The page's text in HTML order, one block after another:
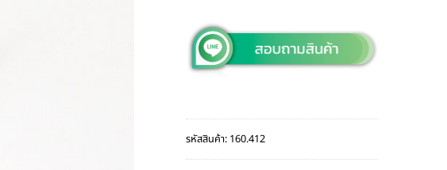
รหัสสินค้า: 160.412